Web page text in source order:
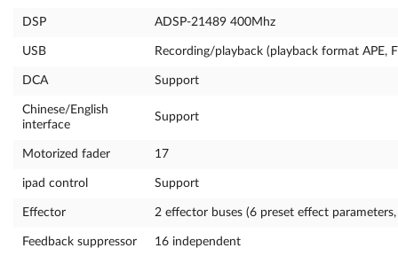
DSP ADSP-21489 400Mhz
USB Recording/playback (playback format APE,
DCA Support
Chinese/English
interface
Support
Motorized fader 17
ipad control Support
Effector 2 effector buses (6 preset effect
Feedback suppressor 16 independent